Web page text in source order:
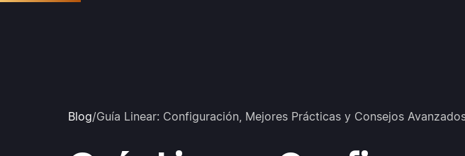
Blog/Guía Linear: Configuración, Mejores Prácticas y Consejos